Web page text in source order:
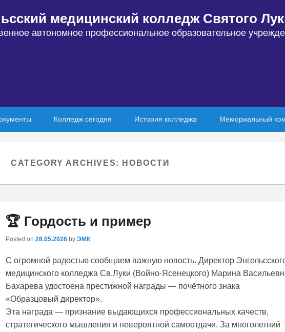
медицинский колледж Святого
автономное профессиональное образовательное
Колледж сегодня История колледжа Мемориальный
CATEGORY ARCHIVES: НОВОСТИ
🏆 Гордость и пример
Posted on 28.05.2026 by ЭМК
С огромной радостью сообщаем важную новость. Директор
медицинского колледжа Св.Луки (Войно-Ясенецкого) Марина
Бахарева удостоена престижной награды — почётного знака
«Образцовый директор».
Эта награда — признание выдающихся профессиональных качеств,
стратегического мышления и невероятной самоотдачи. За многолетний